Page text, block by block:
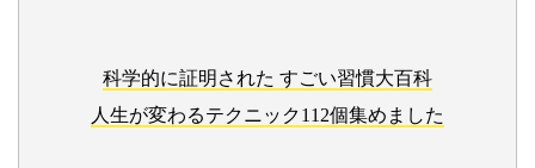
科学的に証明された すごい習慣大百科
人生が変わるテクニック112個集めました